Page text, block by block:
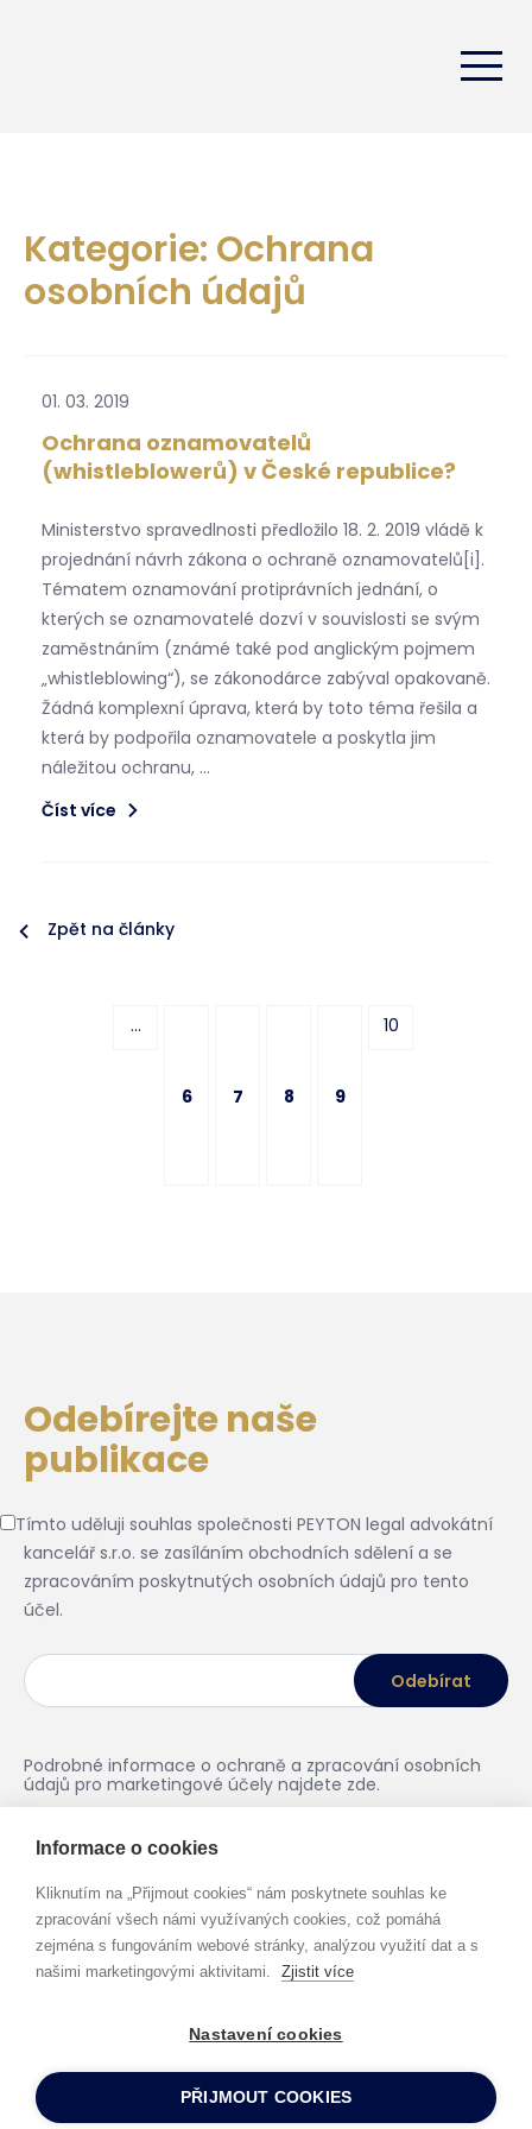
Kategorie: Ochrana
osobních údajů
01. 03. 2019
Ochrana oznamovatelů
(whistleblowerů) v České republice?
Ministerstvo spravedlnosti předložilo 18. 2. 2019 vládě k
projednání návrh zákona o ochraně oznamovatelů[i].
Tématem oznamování protiprávních jednání, o
kterých se oznamovatelé dozví v souvislosti se svým
zaměstnáním (známé také pod anglickým pojmem
„whistleblowing“), se zákonodárce zabýval opakovaně.
Žádná komplexní úprava, která by toto téma řešila a
která by podpořila oznamovatele a poskytla jim
náležitou ochranu, …
Číst více
Zpět na články
...
6 7 8 9
10
Odebírejte naše
publikace
Tímto uděluji souhlas společnosti PEYTON legal advokátní
kancelář s.r.o. se zasíláním obchodních sdělení a se
zpracováním poskytnutých osobních údajů pro tento
účel.
Podrobné informace o ochraně a zpracování osobních
údajů pro marketingové účely najdete zde.
Zásady ochrany osobních údajůPEYTON legal © 2026 Všechna
Informace o cookies
Kliknutím na „Přijmout cookies“ nám poskytnete souhlas ke
zpracování všech námi využívaných cookies, což pomáhá
zejména s fungováním webové stránky, analýzou využití dat a s
našimi marketingovými aktivitami.
Zjistit více
Nastavení cookies
PŘIJMOUT COOKIES